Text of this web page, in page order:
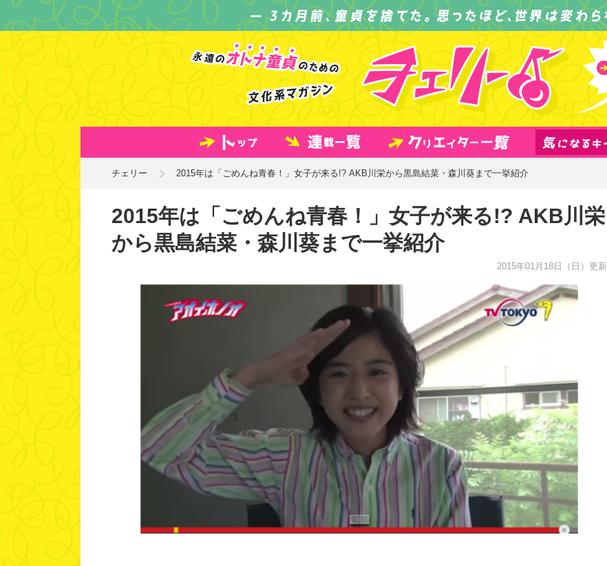
チェリー 2015年は「ごめんね青春！」女子が来る!? AKB川栄から黒島結菜・森川葵まで一挙紹介
2015年は「ごめんね青春！」女子が来る!? AKB川栄
から黒島結菜・森川葵まで一挙紹介
2015年01月18日 （日）更新